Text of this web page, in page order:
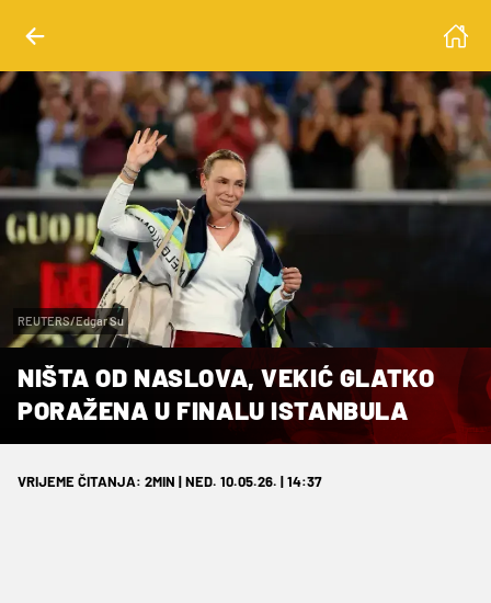
REUTERS/Edgar Su
NIŠTA OD NASLOVA, VEKIĆ GLATKO
PORAŽENA U FINALU ISTANBULA
VRIJEME ČITANJA: 2MIN | NED. 10.05.26. | 14:37